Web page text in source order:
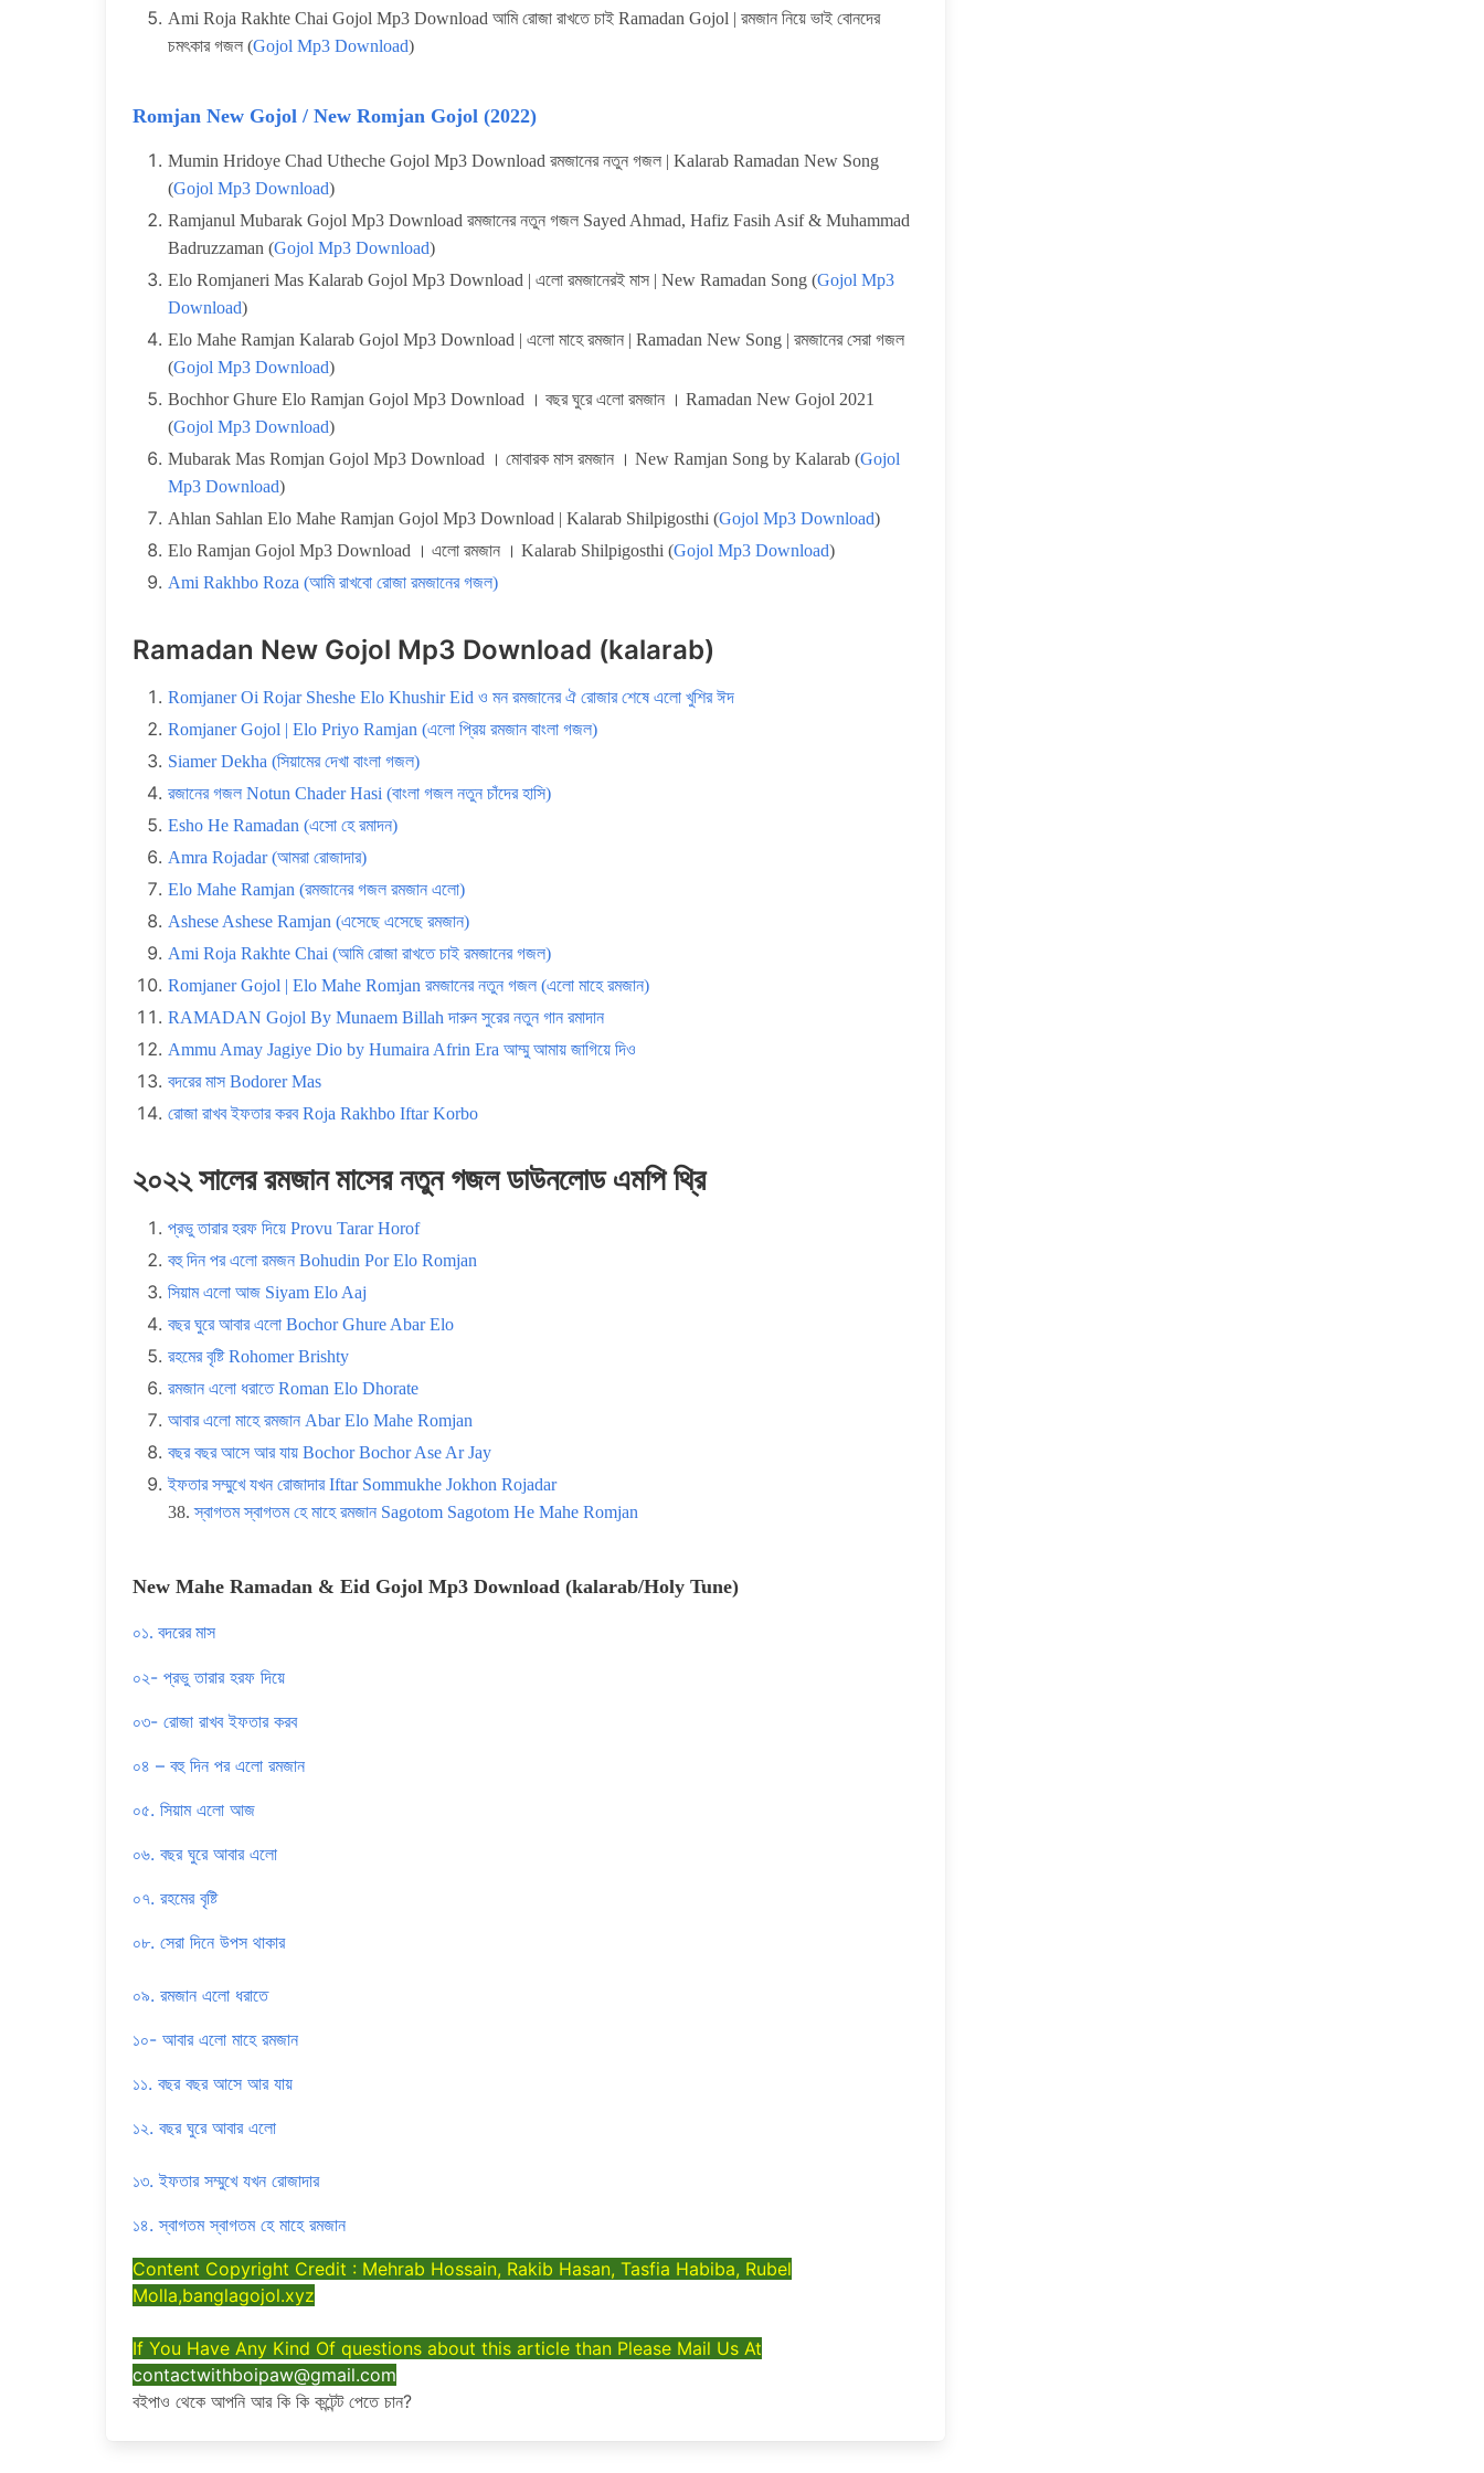
Ami Roja Rakhte Chai Gojol Mp3 Download আমি রোজা রাখতে চাই Ramadan Gojol | রমজান নিয়ে ভাই বোনদের
চমৎকার গজল (Gojol Mp3 Download)
Romjan New Gojol / New Romjan Gojol (2022)
Mumin Hridoye Chad Utheche Gojol Mp3 Download রমজানের নতুন গজল | Kalarab Ramadan New Song
(Gojol Mp3 Download)
Ramjanul Mubarak Gojol Mp3 Download রমজানের নতুন গজল Sayed Ahmad, Hafiz Fasih Asif & Muhammad
Badruzzaman (Gojol Mp3 Download)
Elo Romjaneri Mas Kalarab Gojol Mp3 Download | এলো রমজানেরই মাস | New Ramadan Song (Gojol Mp3
Download)
Elo Mahe Ramjan Kalarab Gojol Mp3 Download | এলো মাহে রমজান | Ramadan New Song | রমজানের সেরা গজল
(Gojol Mp3 Download)
Bochhor Ghure Elo Ramjan Gojol Mp3 Download । বছর ঘুরে এলো রমজান । Ramadan New Gojol 2021
(Gojol Mp3 Download)
Mubarak Mas Romjan Gojol Mp3 Download । মোবারক মাস রমজান । New Ramjan Song by Kalarab (Gojol
Mp3 Download)
Ahlan Sahlan Elo Mahe Ramjan Gojol Mp3 Download | Kalarab Shilpigosthi (Gojol Mp3 Download)
Elo Ramjan Gojol Mp3 Download । এলো রমজান । Kalarab Shilpigosthi (Gojol Mp3 Download)
Ami Rakhbo Roza (আমি রাখবো রোজা রমজানের গজল)
Ramadan New Gojol Mp3 Download (kalarab)
Romjaner Oi Rojar Sheshe Elo Khushir Eid ও মন রমজানের ঐ রোজার শেষে এলো খুশির ঈদ
Romjaner Gojol | Elo Priyo Ramjan (এলো প্রিয় রমজান বাংলা গজল)
Siamer Dekha (সিয়ামের দেখা বাংলা গজল)
রজানের গজল Notun Chader Hasi (বাংলা গজল নতুন চাঁদের হাসি)
Esho He Ramadan (এসো হে রমাদন)
Amra Rojadar (আমরা রোজাদার)
Elo Mahe Ramjan (রমজানের গজল রমজান এলো)
Ashese Ashese Ramjan (এসেছে এসেছে রমজান)
Ami Roja Rakhte Chai (আমি রোজা রাখতে চাই রমজানের গজল)
Romjaner Gojol | Elo Mahe Romjan রমজানের নতুন গজল (এলো মাহে রমজান)
RAMADAN Gojol By Munaem Billah দারুন সুরের নতুন গান রমাদান
Ammu Amay Jagiye Dio by Humaira Afrin Era আম্মু আমায় জাগিয়ে দিও
বদরের মাস Bodorer Mas
রোজা রাখব ইফতার করব Roja Rakhbo Iftar Korbo
২০২২ সালের রমজান মাসের নতুন গজল ডাউনলোড এমপি থ্রি
প্রভু তারার হরফ দিয়ে Provu Tarar Horof
বহু দিন পর এলো রমজন Bohudin Por Elo Romjan
সিয়াম এলো আজ Siyam Elo Aaj
বছর ঘুরে আবার এলো Bochor Ghure Abar Elo
রহমের বৃষ্টি Rohomer Brishty
রমজান এলো ধরাতে Roman Elo Dhorate
আবার এলো মাহে রমজান Abar Elo Mahe Romjan
বছর বছর আসে আর যায় Bochor Bochor Ase Ar Jay
ইফতার সম্মুখে যখন রোজাদার Iftar Sommukhe Jokhon Rojadar
38.স্বাগতম স্বাগতম হে মাহে রমজান Sagotom Sagotom He Mahe Romjan
New Mahe Ramadan & Eid Gojol Mp3 Download (kalarab/Holy Tune)
০১. বদরের মাস
০২- প্রভু তারার হরফ দিয়ে
০৩- রোজা রাখব ইফতার করব
০৪ – বহু দিন পর এলো রমজান
০৫. সিয়াম এলো আজ
০৬. বছর ঘুরে আবার এলো
০৭. রহমের বৃষ্টি
০৮. সেরা দিনে উপস থাকার
০৯. রমজান এলো ধরাতে
১০- আবার এলো মাহে রমজান
১১. বছর বছর আসে আর যায়
১২. বছর ঘুরে আবার এলো
১৩. ইফতার সম্মুখে যখন রোজাদার
১৪. স্বাগতম স্বাগতম হে মাহে রমজান
Content Copyright Credit : Mehrab Hossain, Rakib Hasan, Tasfia Habiba, Rubel
Molla,banglagojol.xyz
If You Have Any Kind Of questions about this article than Please Mail Us At
contactwithboipaw@gmail.com
বইপাও থেকে আপনি আর কি কি কন্টেন্ট পেতে চান?